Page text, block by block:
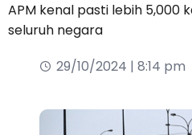
APM kenal pasti lebih 5,000
seluruh negara
29/10/2024 | 8:14 pm